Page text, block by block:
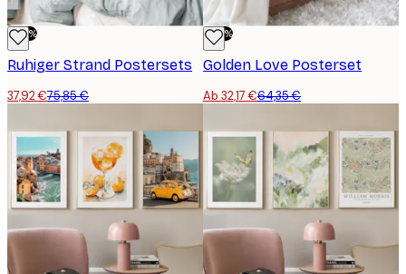
-50%
Ruhiger Strand Postersets
37,92 €75,85 €
-50%
Golden Love Posterset
Ab 32,17 €64,35 €